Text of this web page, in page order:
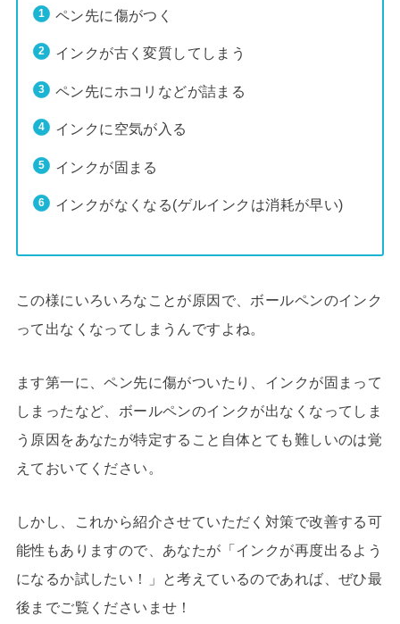
ペン先に傷がつく
インクが古く変質してしまう
ペン先にホコリなどが詰まる
インクに空気が入る
インクが固まる
インクがなくなる(ゲルインクは消耗が早い)
この様にいろいろなことが原因で、ボールペンのインク
って出なくなってしまうんですよね。
ます第一に、ペン先に傷がついたり、インクが固まって
しまったなど、ボールペンのインクが出なくなってしま
う原因をあなたが特定すること自体とても難しいのは覚
えておいてください。
しかし、これから紹介させていただく対策で改善する可
能性もありますので、あなたが「インクが再度出るよう
になるか試したい！」と考えているのであれば、ぜひ最
後までご覧くださいませ！